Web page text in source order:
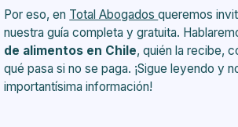
¿De qué trata la Ley de
Pago Efectivo de la Pensión de
¿Necesito un abogado para
alimenticia?
Conclusión
Por eso, en Total Abogadosqueremos
nuestra guía completa y gratuita.
de alimentos en Chile, quién la recibe,
qué pasa si no se paga. ¡Sigue leyendo y
importantísima información!